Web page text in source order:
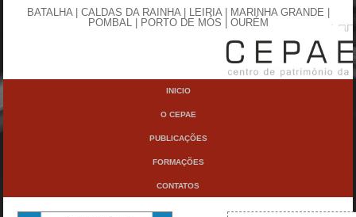
BATALHA | CALDAS DA RAINHA | LEIRIA | MARINHA GRANDE |
POMBAL | PORTO DE MÓS | OURÉM
INICIO
O CEPAE
PUBLICAÇÕES
FORMAÇÕES
CONTATOS